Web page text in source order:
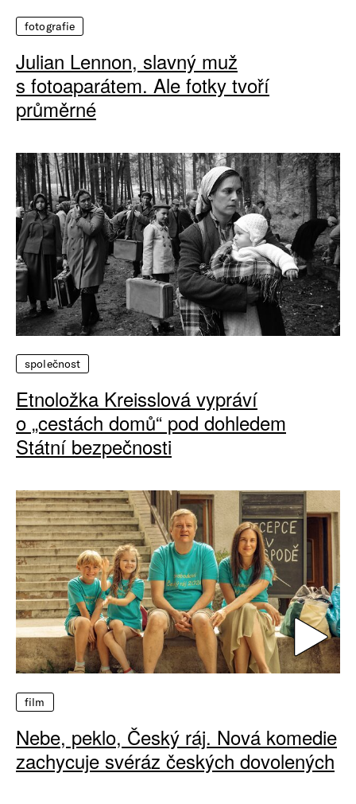
fotografie
Julian Lennon, slavný muž
s fotoaparátem. Ale fotky tvoří
průměrné
společnost
Etnoložka Kreisslová vypráví
o „cestách domů“ pod dohledem
Státní bezpečnosti
film
Nebe, peklo, Český ráj. Nová komedie
zachycuje svéráz českých dovolených